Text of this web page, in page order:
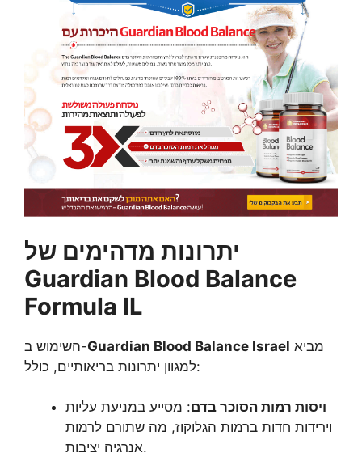
יתרונות מדהימים של
Guardian Blood Balance
Formula IL
השימוש ב-Guardian Blood Balance Israel
למגוון יתרונות בריאותיים, כולל:
ויסות רמות הסוכר בדם: מסייע במניעת עליות
וירידות חדות ברמות הגלוקוז, מה שתורם לרמות
אנרגיה יציבות.